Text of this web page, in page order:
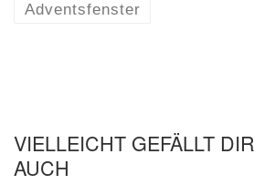
Adventsfenster
VIELLEICHT GEFÄLLT DIR
AUCH